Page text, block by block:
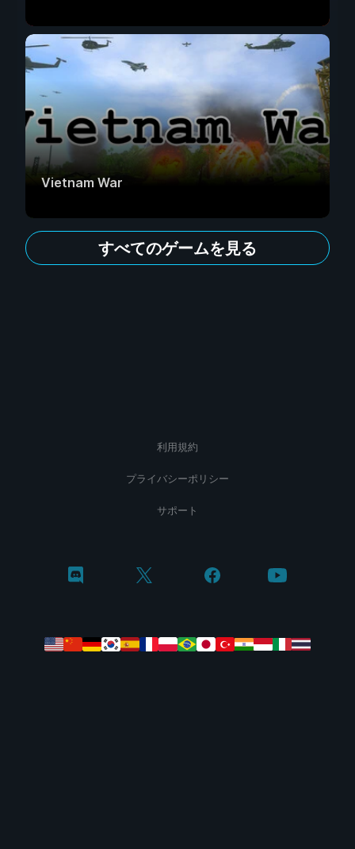
Vietnam War
すべてのゲームを見る
利用規約
プライバシーポリシー
サポート